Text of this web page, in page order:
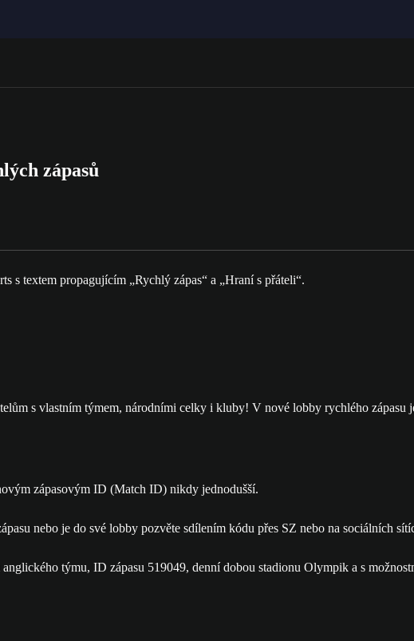
zápasů
s vlastním týmem, národními celky i kluby! V nové lobby rychlého zápasu
zápasovým ID (Match ID) nikdy jednodušší.
nebo je do své lobby pozvěte sdílením kódu přes SZ nebo na sociálních